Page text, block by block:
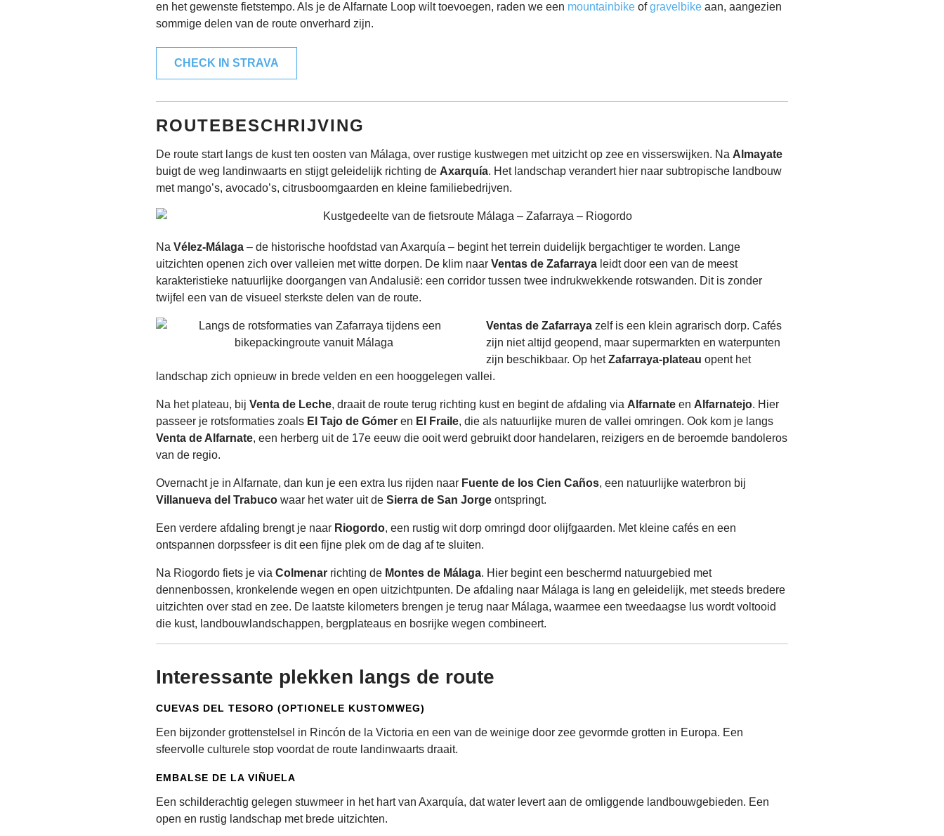
en het gewenste fietstempo. Als je de Alfarnate Loop wilt toevoegen, raden we een mountainbike ofgravelbike aan, aangezien
sommige delen van de route onverhard zijn.
CHECK IN STRAVA
ROUTEBESCHRIJVING
De route start langs de kust ten oosten van Málaga, over rustige kustwegen met uitzicht op zee en visserswijken. Na Almayate
buigt de weg landinwaarts en stijgt geleidelijk richting de Axarquía. Het landschap verandert hier naar subtropische landbouw
met mango’s, avocado’s, citrusboomgaarden en kleine familiebedrijven.
Na Vélez-Málaga – de historische hoofdstad van Axarquía – begint het terrein duidelijk bergachtiger te worden. Lange
uitzichten openen zich over valleien met witte dorpen. De klim naar Ventas de Zafarraya leidt door een van de meest
karakteristieke natuurlijke doorgangen van Andalusië: een corridor tussen twee indrukwekkende rotswanden. Dit is zonder
twijfel een van de visueel sterkste delen van de route.
Ventas de Zafarraya zelf is een klein agrarisch dorp. Cafés
zijn niet altijd geopend, maar supermarkten en waterpunten
zijn beschikbaar. Op hetZafarraya-plateau opent het
landschap zich opnieuw in brede velden en een hooggelegen vallei.
Na het plateau, bij Venta de Leche, draait de route terug richting kust en begint de afdaling via Alfarnate en Alfarnatejo. Hier
passeer je rotsformaties zoals El Tajo de Gómer en El Fraile, die als natuurlijke muren de vallei omringen. Ook kom je langs
Venta de Alfarnate, een herberg uit de 17e eeuw die ooit werd gebruikt door handelaren, reizigers en de beroemde bandoleros
van de regio.
Overnacht je in Alfarnate, dan kun je een extra lus rijden naar Fuente de los Cien Caños, een natuurlijke waterbron bij
Villanueva del Trabuco waar het water uit de Sierra de San Jorge ontspringt.
Een verdere afdaling brengt je naar Riogordo, een rustig wit dorp omringd door olijfgaarden. Met kleine cafés en een
ontspannen dorpssfeer is dit een fijne plek om de dag af te sluiten.
Na Riogordo fiets je via Colmenar richting de Montes de Málaga. Hier begint een beschermd natuurgebied met
dennenbossen, kronkelende wegen en open uitzichtpunten. De afdaling naar Málaga is lang en geleidelijk, met steeds bredere
uitzichten over stad en zee. De laatste kilometers brengen je terug naar Málaga, waarmee een tweedaagse lus wordt voltooid
die kust, landbouwlandschappen, bergplateaus en bosrijke wegen combineert.
Interessante plekken langs de route
CUEVAS DEL TESORO (OPTIONELE KUSTOMWEG)
Een bijzonder grottenstelsel in Rincón de la Victoria en een van de weinige door zee gevormde grotten in Europa. Een
sfeervolle culturele stop voordat de route landinwaarts draait.
EMBALSE DE LA VIÑUELA
Een schilderachtig gelegen stuwmeer in het hart van Axarquía, dat water levert aan de omliggende landbouwgebieden. Een
open en rustig landschap met brede uitzichten.